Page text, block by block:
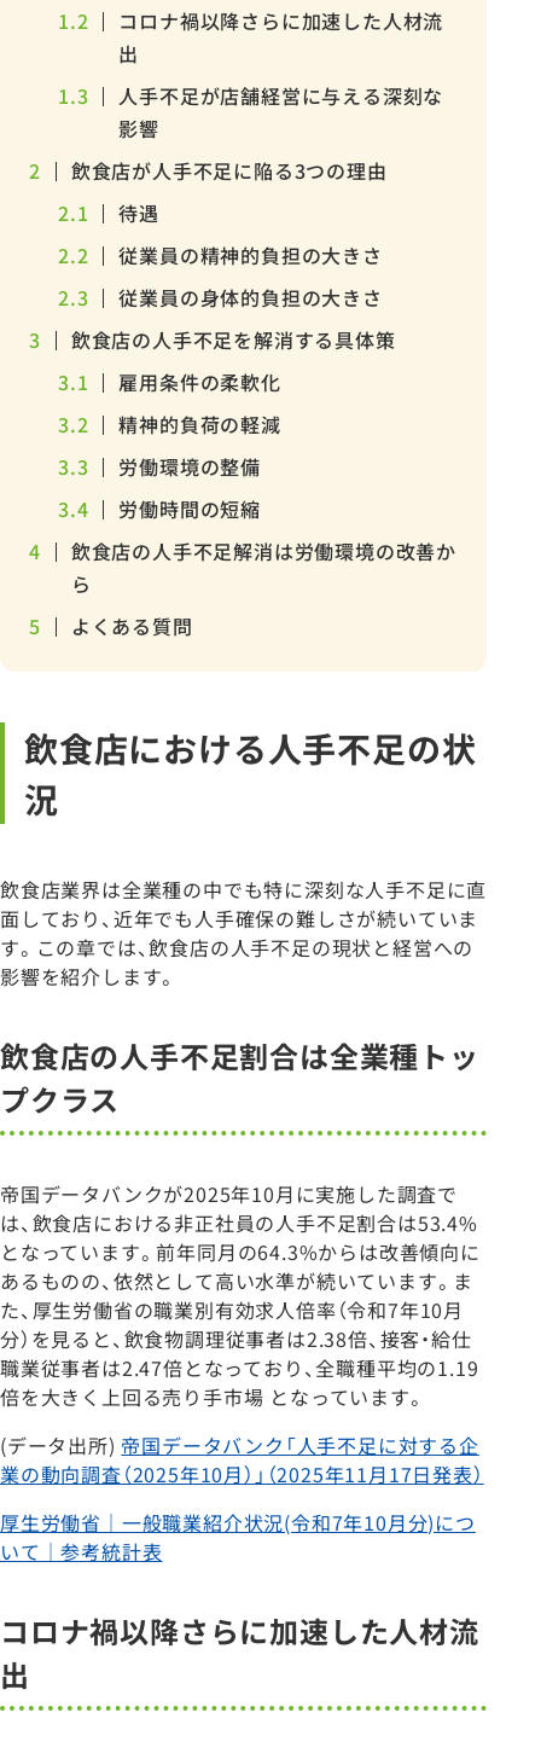
1.2
コロナ禍以降さらに加速した人材流
出
1.3
人手不足が店舗経営に与える深刻な
影響
2
飲食店が人手不足に陥る3つの理由
2.1
待遇
2.2
従業員の精神的負担の大きさ
2.3
従業員の身体的負担の大きさ
3
飲食店の人手不足を解消する具体策
3.1
雇用条件の柔軟化
3.2
精神的負荷の軽減
3.3
労働環境の整備
3.4
労働時間の短縮
4
飲食店の人手不足解消は労働環境の改善か
ら
5
よくある質問
飲食店における人手不足の状
況
飲食店業界は全業種の中でも特に深刻な人手不足に直
面しており、近年でも人手確保の難しさが続いていま
す。この章では、飲食店の人手不足の現状と経営への
影響を紹介します。
飲食店の人手不足割合は全業種トッ
プクラス
帝国データバンクが2025年10月に実施した調査で
は、飲食店における非正社員の人手不足割合は53.4%
となっています。前年同月の64.3%からは改善傾向に
あるものの、依然として高い水準が続いています。ま
た、厚生労働省の職業別有効求人倍率（令和7年10月
分）を見ると、飲食物調理従事者は2.38倍、接客・給仕
職業従事者は2.47倍となっており、全職種平均の1.19
倍を大きく上回る売り手市場 となっています。
(データ出所) 帝国データバンク「人手不足に対する企
業の動向調査（2025年10月）」（2025年11月17日発表）
厚生労働省｜一般職業紹介状況(令和7年10月分)につ
いて｜参考統計表
コロナ禍以降さらに加速した人材流
出